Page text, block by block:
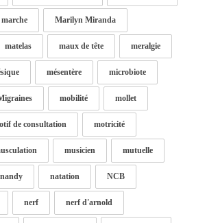
marche Marilyn Miranda
matelas maux de tête meralgie
mésentère microbiote
mobilité mollet
de consultation motricité
musicien mutuelle
nandy natation NCB
nerf nerf d'arnold